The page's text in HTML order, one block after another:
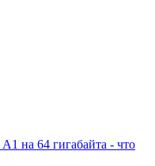
на 64 гигабайта - что